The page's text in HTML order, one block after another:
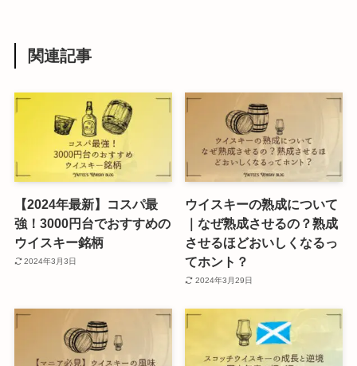
関連記事
【2024年最新】コスパ最
強！3000円台でおすすめの
ウイスキー銘柄
2024年3月3日
ウイスキーの熟成について
｜なぜ熟成させるの？熟成
させるほどおいしくなるっ
てホント？
2024年3月29日